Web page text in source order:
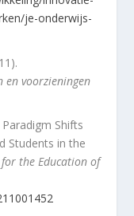
je-onderwijs-
en voorzieningen
Shifts
Students in the
the Education of